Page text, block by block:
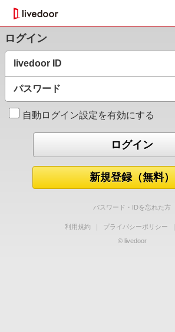
ログイン
livedoor ID
パスワード
自動ログイン設定を有効にする
新規登録（無料）
パスワード・IDを忘れた方
利用規約 ｜ プライバシーポリシー ｜
© livedoor